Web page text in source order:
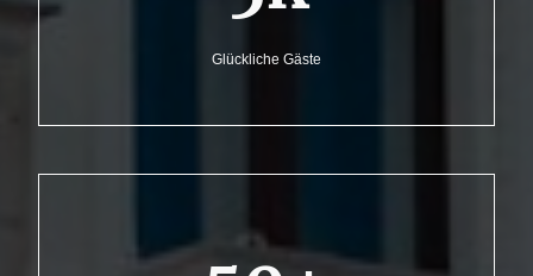
Glückliche Gäste